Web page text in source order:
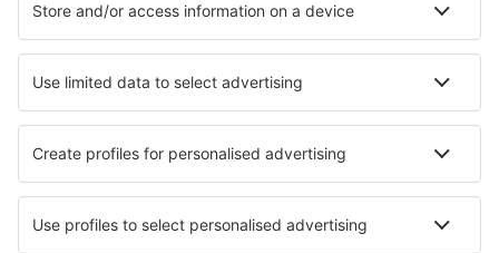
Hoteluri în Napoli Hoteluri în Roma Hoteluri în Florenţa
Hoteluri în Bologna Hoteluri în Stintino
Hoteluri în Porlezza Hoteluri în Manduria
Cele mai bune hoteluri - orașe